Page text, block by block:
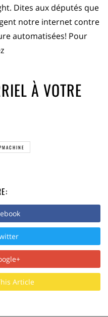
Dites aux députés que
notre internet contre
automatisées! Pour
À VOTRE
Article